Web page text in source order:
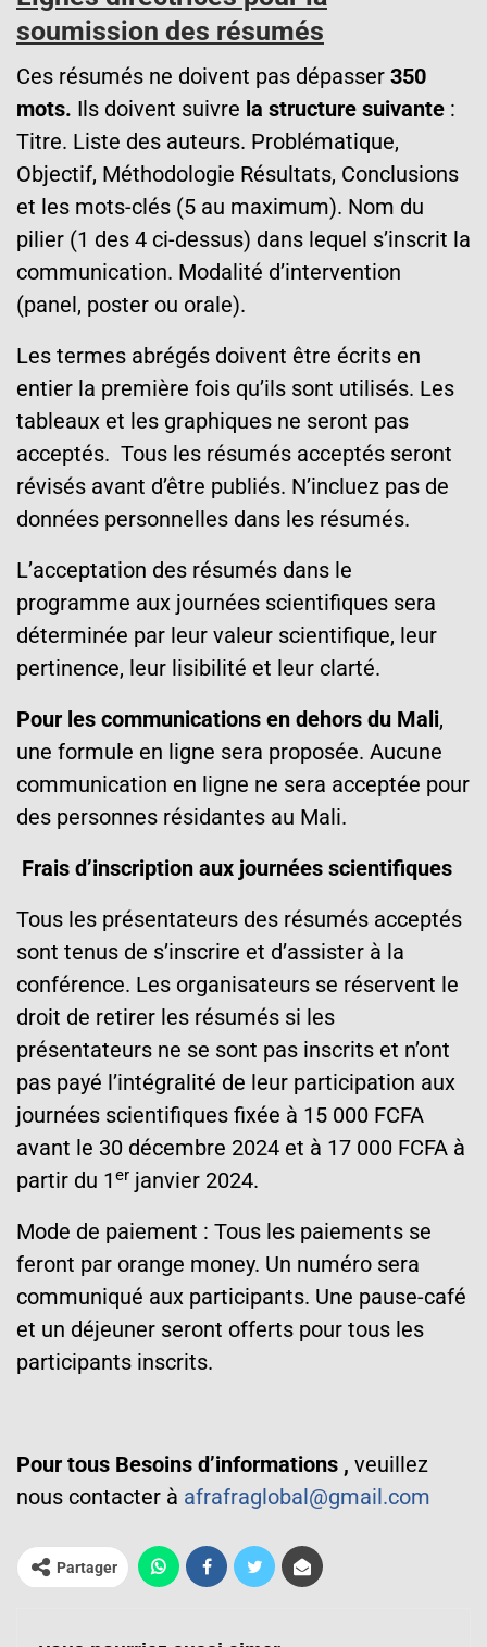
soumission des résumés
Ces résumés ne doivent pas dépasser 350
mots. Ils doivent suivre la structure suivante :
Titre. Liste des auteurs. Problématique,
Objectif, Méthodologie Résultats, Conclusions
et les mots-clés (5 au maximum). Nom du
pilier (1 des 4 ci-dessus) dans lequel s’inscrit la
communication. Modalité d’intervention
(panel, poster ou orale).
Les termes abrégés doivent être écrits en
entier la première fois qu’ils sont utilisés. Les
tableaux et les graphiques ne seront pas
acceptés. Tous les résumés acceptés seront
révisés avant d’être publiés. N’incluez pas de
données personnelles dans les résumés.
L’acceptation des résumés dans le
programme aux journées scientifiques sera
déterminée par leur valeur scientifique, leur
pertinence, leur lisibilité et leur clarté.
Pour les communications en dehors du Mali,
une formule en ligne sera proposée. Aucune
communication en ligne ne sera acceptée pour
des personnes résidantes au Mali.
Frais d’inscription aux journées scientifiques
Tous les présentateurs des résumés acceptés
sont tenus de s’inscrire et d’assister à la
conférence. Les organisateurs se réservent le
droit de retirer les résumés si les
présentateurs ne se sont pas inscrits et n’ont
pas payé l’intégralité de leur participation aux
journées scientifiques fixée à 15 000 FCFA
avant le 30 décembre 2024 et à 17 000 FCFA à
partir du 1er janvier 2024.
Mode de paiement : Tous les paiements se
feront par orange money. Un numéro sera
communiqué aux participants. Une pause-café
et un déjeuner seront offerts pour tous les
participants inscrits.
Pour tous Besoins d’informations , veuillez
nous contacter à afrafraglobal@gmail.com
Partager